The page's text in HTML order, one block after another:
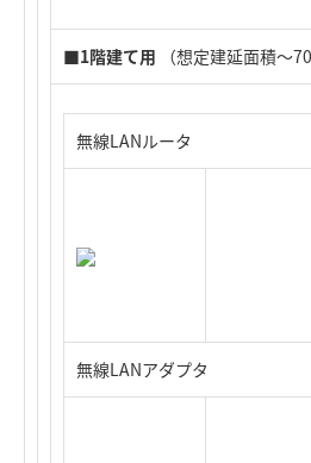
■1階建て用 （想定建延面積～70
無線LANルータ
無線LANアダプタ